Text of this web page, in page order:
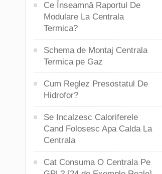
Ce Înseamnă Raportul De
Modulare La Centrala
Termica?
Schema de Montaj Centrala
Termica pe Gaz
Cum Reglez Presostatul De
Hidrofor?
Se Incalzesc Caloriferele
Cand Folosesc Apa Calda La
Centrala
Cat Consuma O Centrala Pe